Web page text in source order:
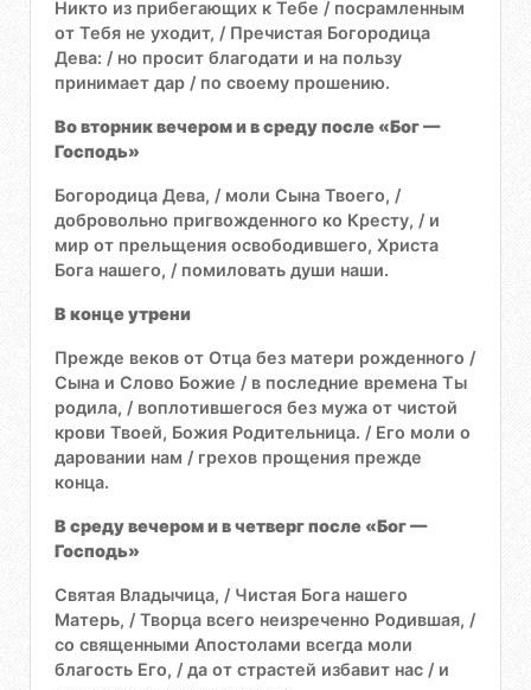
Никто из прибегающих к Тебе / посрамленным
от Тебя не уходит, / Пречистая Богородица
Дева: / но просит благодати и на пользу
принимает дар / по своему прошению.
Во вторник вечером и в среду после «Бог —
Господь»
Богородица Дева, / моли Сына Твоего, /
добровольно пригвожденного ко Кресту, / и
мир от прельщения освободившего, Христа
Бога нашего, / помиловать души наши.
В конце утрени
Прежде веков от Отца без матери рожденного /
Сына и Слово Божие / в последние времена Ты
родила, / воплотившегося без мужа от чистой
крови Твоей, Божия Родительница. / Его моли о
даровании нам / грехов прощения прежде
конца.
В среду вечером и в четверг после «Бог —
Господь»
Святая Владычица, / Чистая Бога нашего
Матерь, / Творца всего неизреченно Родившая, /
со священными Апостолами всегда моли
благость Его, / да от страстей избавит нас / и